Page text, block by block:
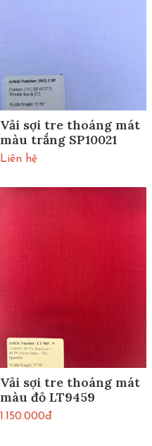
Vải sợi tre thoáng mát
màu trắng SP10021
Liên hệ
Vải sợi tre thoáng mát
màu đỏ LT9459
1.150.000đ